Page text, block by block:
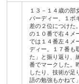
１３－１４歳の部
バーディー、１ボ
差の２位につけた
の１０番で右４メ
では１４番左４メ
ディー。１７番も
た」と振り返り、
番でマークした。
したり、技術が足
語の勉強もかねて